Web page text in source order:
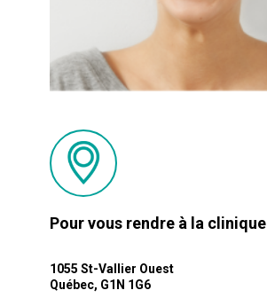
Pour vous rendre à la clinique
1055 St-Vallier Ouest
Québec, G1N 1G6